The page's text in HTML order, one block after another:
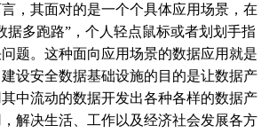
，其面对的是一个个具体应用场景，在
据多跑路”，个人轻点鼠标或者划划手指
题。这种面向应用场景的数据应用就是
设安全数据基础设施的目的是让数据产
中流动的数据开发出各种各样的数据产
解决生活、工作以及经济社会发展各方